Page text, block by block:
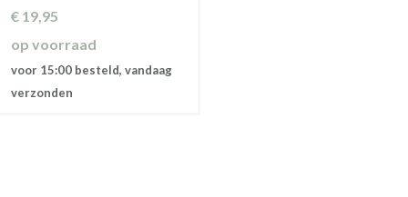
€ 19,95
op voorraad
voor 15:00 besteld, vandaag
verzonden